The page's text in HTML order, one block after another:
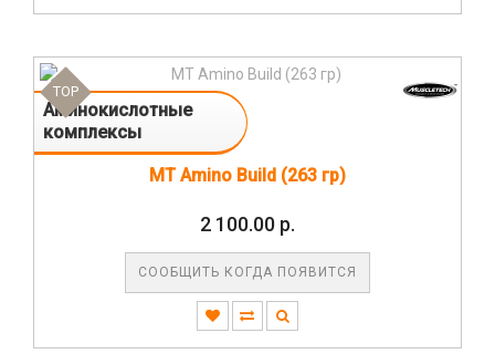
Аминокислотные
комплексы
TOP
MT Amino Build (263 гр)
2 100.00 р.
СООБЩИТЬ КОГДА ПОЯВИТСЯ